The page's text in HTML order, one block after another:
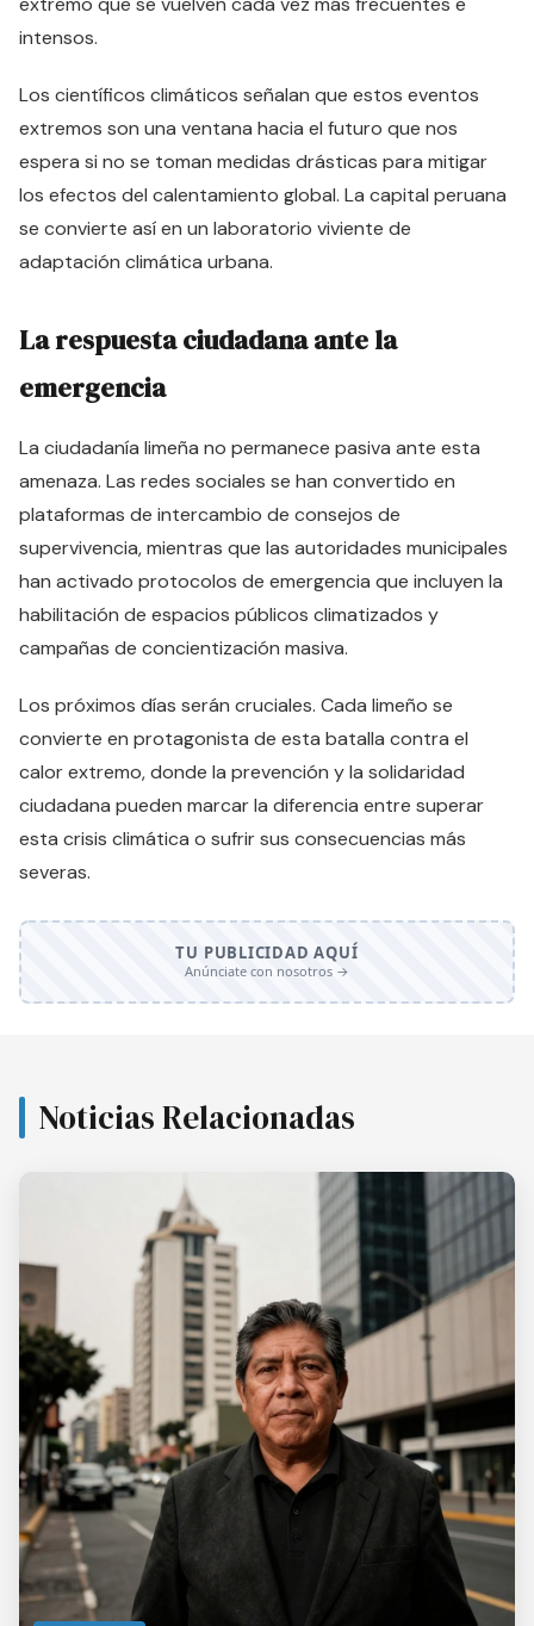
intensos.
Los científicos climáticos señalan que estos eventos
extremos son una ventana hacia el futuro que nos
espera si no se toman medidas drásticas para mitigar
los efectos del calentamiento global. La capital peruana
se convierte así en un laboratorio viviente de
adaptación climática urbana.
La respuesta ciudadana ante la
emergencia
La ciudadanía limeña no permanece pasiva ante esta
amenaza. Las redes sociales se han convertido en
plataformas de intercambio de consejos de
supervivencia, mientras que las autoridades municipales
han activado protocolos de emergencia que incluyen la
habilitación de espacios públicos climatizados y
campañas de concientización masiva.
Los próximos días serán cruciales. Cada limeño se
convierte en protagonista de esta batalla contra el
calor extremo, donde la prevención y la solidaridad
ciudadana pueden marcar la diferencia entre superar
esta crisis climática o sufrir sus consecuencias más
severas.
TU PUBLICIDAD AQUÍ
Anúnciate con nosotros →
Noticias Relacionadas